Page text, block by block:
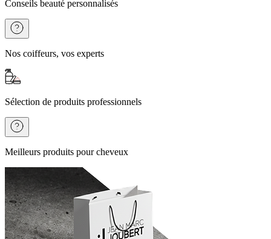
Conseils beauté personnalisés
Nos coiffeurs, vos experts
Sélection de produits professionnels
Meilleurs produits pour cheveux